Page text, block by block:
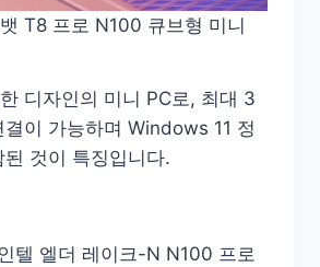
T8 프로 N100 큐브형 미니
디자인의 미니 PC로, 최대 3
이 가능하며 Windows 11 정
것이 특징입니다.
텔 엘더 레이크-N N100 프로